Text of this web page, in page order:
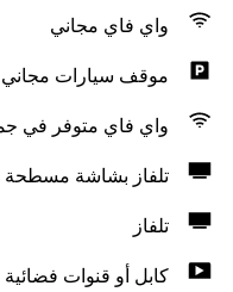
واي فاي مجاني
موقف سيارات مجاني
واي فاي متوفر في
تلفاز بشاشة مسطحة
تلفاز
كابل أو قنوات فضائية